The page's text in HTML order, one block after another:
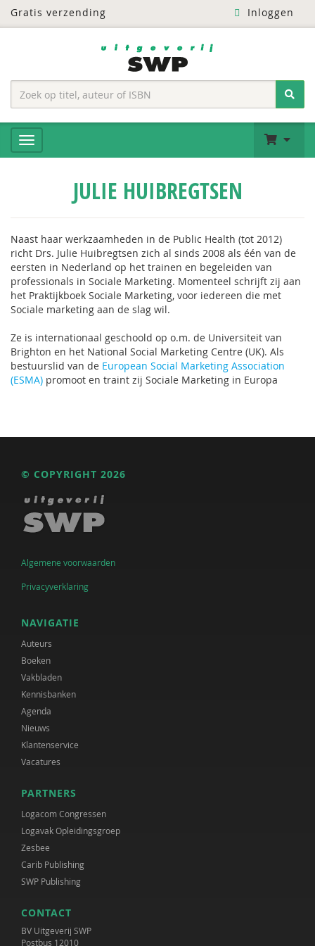
Gratis verzending Inloggen
JULIE HUIBREGTSEN
Naast haar werkzaamheden in de Public Health (tot 2012)
richt Drs. Julie Huibregtsen zich al sinds 2008 als één van de
eersten in Nederland op het trainen en begeleiden van
professionals in Sociale Marketing. Momenteel schrijft zij aan
het Praktijkboek Sociale Marketing, voor iedereen die met
Sociale marketing aan de slag wil.
Ze is internationaal geschoold op o.m. de Universiteit van
Brighton en het National Social Marketing Centre (UK). Als
bestuurslid van de European Social Marketing Association
(ESMA) promoot en traint zij Sociale Marketing in Europa
© COPYRIGHT 2026
Algemene voorwaarden
Privacyverklaring
NAVIGATIE
Auteurs
Boeken
Vakbladen
Kennisbanken
Agenda
Nieuws
Klantenservice
Vacatures
PARTNERS
Logacom Congressen
Logavak Opleidingsgroep
Zesbee
Carib Publishing
SWP Publishing
CONTACT
BV Uitgeverij SWP
Postbus 12010